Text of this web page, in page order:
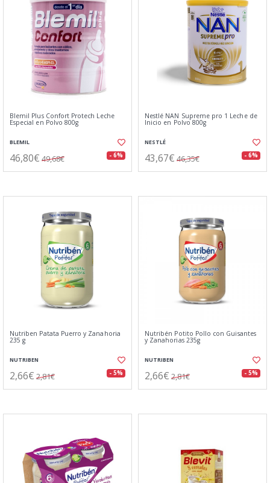
Blemil Plus Confort Protech Leche
Especial en Polvo 800g
BLEMIL
46,80€ 49,68€ - 6%
Nestlé NAN Supreme pro 1 Leche de
Inicio en Polvo 800g
NESTLÉ
43,67€ 46,35€ - 6%
Nutriben Patata Puerro y Zanahoria
235 g
NUTRIBEN
2,66€ 2,81€ - 5%
Nutribén Potito Pollo con Guisantes
y Zanahorias 235g
NUTRIBEN
2,66€ 2,81€ - 5%